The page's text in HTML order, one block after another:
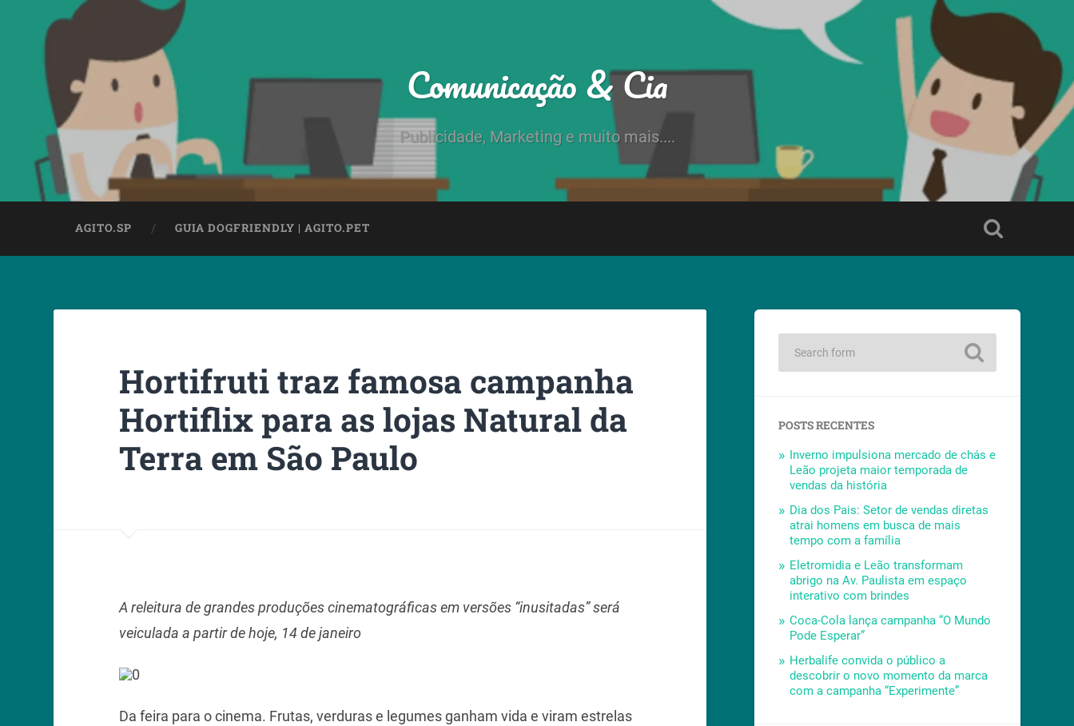
Comunicação & Cia
Publicidade, Marketing e muito mais....
AGITO.SP GUIA DOGFRIENDLY | AGITO.PET
Hortifruti traz famosa campanha
Hortiflix para as lojas Natural da
Terra em São Paulo
A releitura de grandes produções cinematográficas em versões “inusitadas”será
veiculada a partir de hoje, 14 de janeiro
Da feira para o cinema. Frutas, verduras e legumes ganham vida e viram estrelas
POSTS RECENTES
Inverno impulsiona mercado de chás e
Leão projeta maior temporada de
vendas da história
Dia dos Pais: Setor de vendas diretas
atrai homens em busca de mais
tempo com a família
Eletromidia e Leão transformam
abrigo na Av. Paulista em espaço
interativo com brindes
Coca-Cola lança campanha “O Mundo
Pode Esperar”
Herbalife convida o público a
descobrir o novo momento da marca
com a campanha “Experimente”